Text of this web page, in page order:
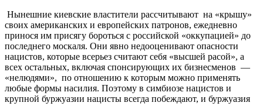
Нынешние киевские властители рассчитывают на «крышу»
своих американских и европейских патронов, ежедневно
принося им присягу бороться с российской «оккупацией» до
последнего москаля. Они явно недооценивают опасности
нацистов, которые всерьез считают себя «высшей расой», а
всех остальных, включая спонсирующих их бизнесменов —
«нелюдями», по отношению к которым можно применять
любые формы насилия. Поэтому в симбиозе нацистов и
крупной буржуазии нацисты всегда побеждают, и буржуазия